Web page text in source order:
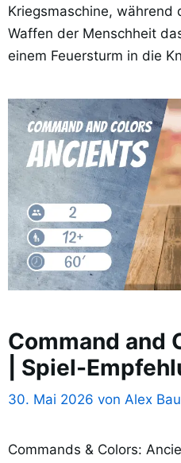
Kriegsmaschine, während
Waffen der Menschheit
einem Feuersturm in die
Command and
| Spiel-
30. Mai 2026 von Alex
Commands & Colors: